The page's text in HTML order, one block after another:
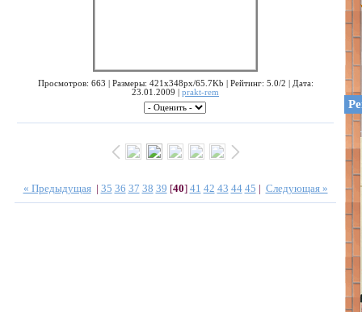
Просмотров: 663 | Размеры: 421x348px/65.7Kb | Рейтинг: 5.0/2 | Дата:
23.01.2009 | prakt-rem
« Предыдущая| 35 36 37 38 39 [40] 41 42 43 44 45 | Следующая »